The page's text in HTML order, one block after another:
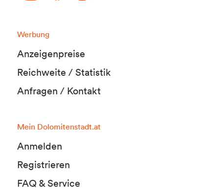
Werbung
Anzeigenpreise
Reichweite / Statistik
Anfragen / Kontakt
Mein Dolomitenstadt.at
Anmelden
Registrieren
FAQ & Service